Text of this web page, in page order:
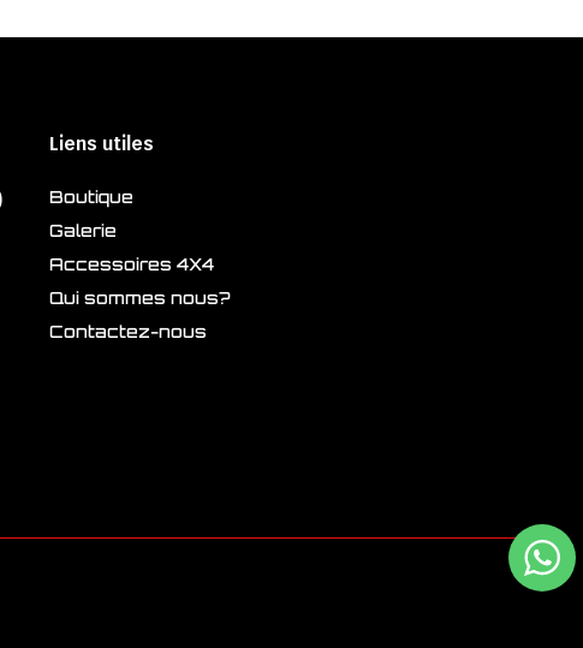
Liens utiles
Boutique
Galerie
Accessoires 4X4
Qui sommes nous?
Contactez-nous